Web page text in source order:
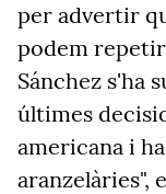
per advertir
podem repetir
Sánchez s'ha
últimes
americana i
aranzelàries",